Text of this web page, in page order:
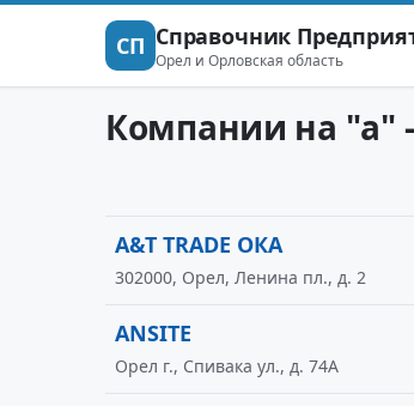
СП Справочник
Орел и Орловская область
Компании на "a"
A&T TRADE ОКА
302000, Орел, Ленина пл., д. 2
ANSITE
Орел г., Спивака ул., д. 74А